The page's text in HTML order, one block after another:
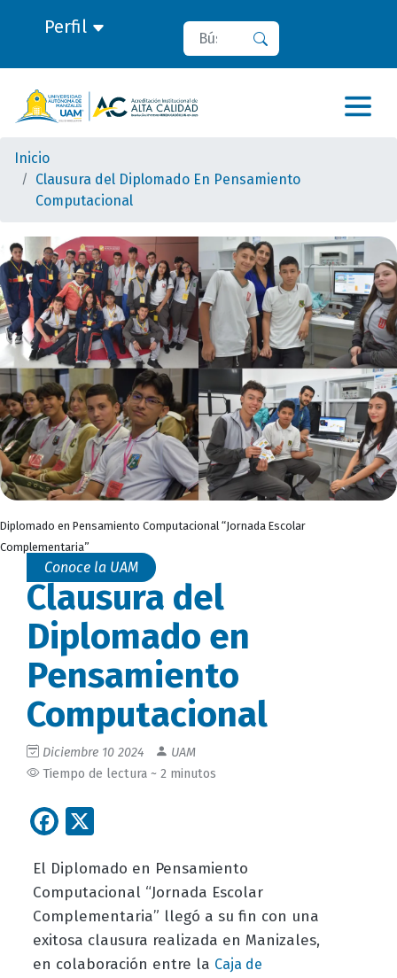
Perfil Buscar
Inicio
Clausura del Diplomado En Pensamiento
Computacional
Diplomado en Pensamiento Computacional “Jornada Escolar
Complementaria”
Conoce la UAM
Clausura del
Diplomado en
Pensamiento
Computacional
Diciembre 10 2024
UAM
Tiempo de lectura ~ 2 minutos
Facebook
El Diplomado en Pensamiento
Computacional “Jornada Escolar
Complementaria” llegó a su fin con una
exitosa clausura realizada en Manizales,
en colaboración entre la Caja de